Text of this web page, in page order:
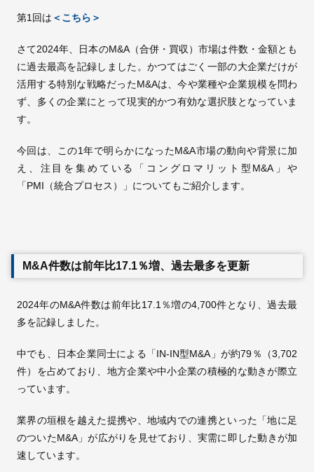
第1回は ＜こちら＞
さて2024年、日本のM&A（合併・買収）市場は件数・金額とも
に過去最高を記録しました。かつてはごく一部の大企業だけが
活用する特別な戦略だったM&Aは、今や業種や企業規模を問わ
ず、多くの企業にとって現実的かつ有効な選択肢となっていま
す。
今回は、この1年で明らかになったM&A市場の動向や背景に加
え、注目を集めている「コングロマリット型M&A」や
「PMI（統合プロセス）」についてもご紹介します。
M&A件数は前年比17.1％増、過去最多を更新
2024年のM&A件数は前年比17.1％増の4,700件となり、過去最
多を記録しました。
中でも、日本企業同士による「IN-IN型M&A」が約79％（3,702
件）を占めており、地方企業や中小企業の積極的な動きが際立
っています。
業界の垣根を越えた提携や、地域内での連携といった「地に足
のついたM&A」が広がりを見せており、実需に即した動きが加
速しています。